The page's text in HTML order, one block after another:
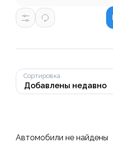
Сортировка
Автомобили не найдены